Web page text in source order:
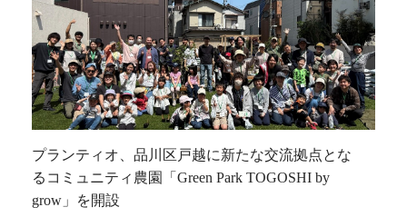
プランティオ、品川区戸越に新たな交流拠点とな
るコミュニティ農園「Green Park TOGOSHI by
grow」を開設